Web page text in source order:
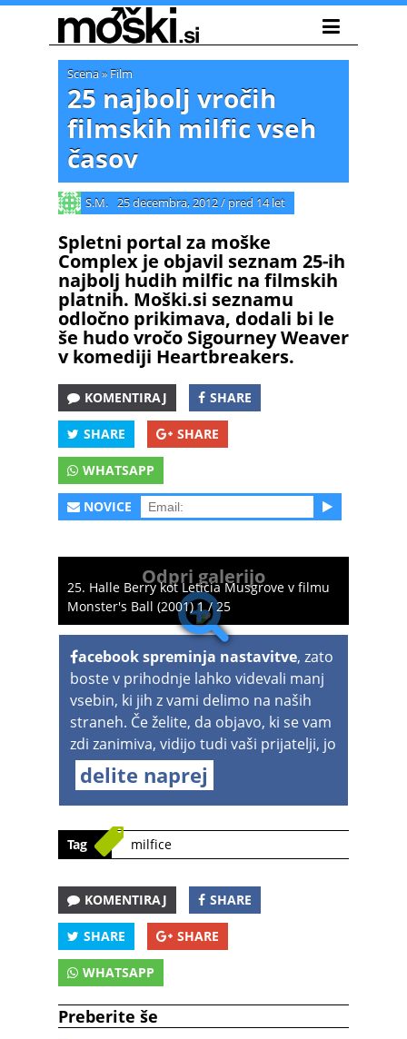
Scena» Film
25 najbolj vročih
filmskih milfic vseh
časov
S.M. 25 decembra, 2012/ pred 14 let
Spletni portal za moške
Complex je objavil seznam 25-ih
najbolj hudih milfic na filmskih
platnih. Moški.si seznamu
odločno prikimava, dodali bi le
še hudo vročo Sigourney Weaver
v komediji Heartbreakers.
KOMENTIRAJ SHARE
SHARE SHARE
WHATSAPP
NOVICE
Odpri galerijo
25. Halle Berry kot Leticia Musgrove v filmu
Monster's Ball (2001) 1 / 25
acebook spreminja nastavitve, zato
boste v prihodnje lahko videvali manj
vsebin, ki jih z vami delimo na naših
straneh. Če želite, da objavo, ki se vam
zdi zanimiva, vidijo tudi vaši prijatelji, jo
delite naprej
Tag milfice
KOMENTIRAJ SHARE
SHARE SHARE
WHATSAPP
Preberite še